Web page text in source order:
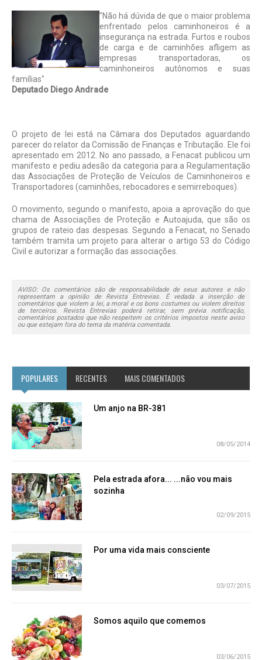
"Não há dúvida de que o maior problema
enfrentado pelos caminhoneiros é a
insegurança na estrada. Furtos e roubos
de carga e de caminhões afligem as
empresas transportadoras, os
caminhoneiros autônomos e suas
famílias"
Deputado Diego Andrade
O projeto de lei está na Câmara dos Deputados aguardando
parecer do relator da Comissão de Finanças e Tributação. Ele foi
apresentado em 2012. No ano passa­do, a Fenacat publicou um
manifesto e pediu adesão da categoria para a Regu­lamentação
das Associações de Proteção de Veículos de Caminhoneiros e
Transpor­tadores (caminhões, rebocadores e semir­reboques).
O movimento, segundo o manifesto, apoia a aprovação do que
chama de Asso­ciações de Proteção e Autoajuda, que são os
grupos de rateio das despesas. Segun­do a Fenacat, no Senado
também tramita um projeto para alterar o artigo 53 do Código
Civil e autorizar a formação das associações.
AVISO: Os comentários são de responsabilidade de seus autores e não
representam a opinião de Revista Entrevias. É vedada a inserção de
comentários que violem a lei, a moral e os bons costumes ou violem direitos
de terceiros. Revista Entrevias poderá retirar, sem prévia notificação,
comentários postados que não respeitem os critérios impostos neste aviso
ou que estejam fora do tema da matéria comentada.
POPULARES RECENTES MAIS COMENTADOS
Um anjo na BR-381
08/05/2014
Pela estrada afora... ...não vou mais
sozinha
02/09/2015
Por uma vida mais consciente
03/07/2015
Somos aquilo que comemos
03/06/2015